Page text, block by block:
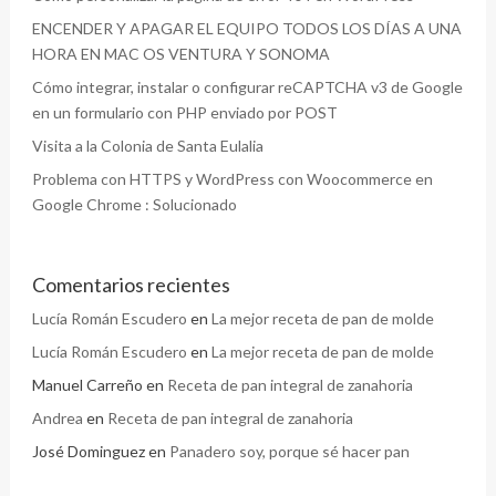
ENCENDER Y APAGAR EL EQUIPO TODOS LOS DÍAS A UNA
HORA EN MAC OS VENTURA Y SONOMA
Cómo integrar, instalar o configurar reCAPTCHA v3 de Google
en un formulario con PHP enviado por POST
Visita a la Colonia de Santa Eulalia
Problema con HTTPS y WordPress con Woocommerce en
Google Chrome : Solucionado
Comentarios recientes
Lucía Román Escudero en La mejor receta de pan de molde
Lucía Román Escudero en La mejor receta de pan de molde
Manuel Carreño en Receta de pan integral de zanahoria
Andrea en Receta de pan integral de zanahoria
José Dominguezen Panadero soy, porque sé hacer pan